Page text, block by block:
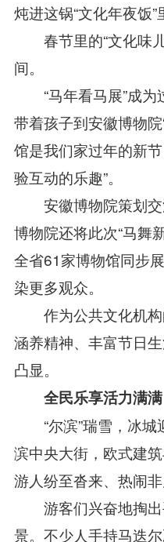
炖进这锅“文化年夜饭”
春节里的“文化味儿
间。
“马年看马展”成为
带着孩子到安徽博物
馆是我们家过年的新
验互动的乐趣”。
安徽博物院策划交
博物院还将此次“马舞
全省61家博物馆同步
染更多观众。
作为公共文化机构
涵养精神、丰富节日
凸显。
全民乐享活力满满
“尔滨”瑞雪，冰城
滨中央大街，欧式建
游人纷至沓来、热闹非
游客们兴奋地掏出
景。不少人手持马迭